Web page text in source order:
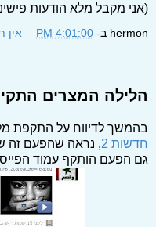
(אני מקבל מלא הודעות
hermon ב- 4:01:00 PM אין
הלילה המצרים
בהמשך לדיווח על התקפת
חדשות 2
, נראה שהפעם זה
גם הפעם הותקף עמוד